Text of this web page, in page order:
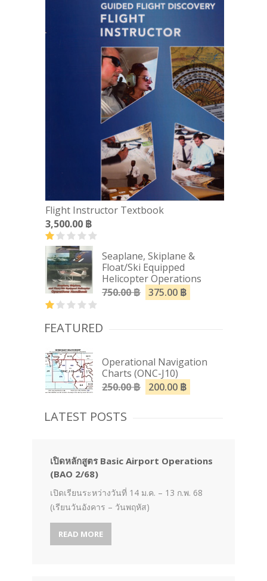
Flight Instructor Textbook
3,500.00 ฿
Seaplane, Skiplane &
Float/Ski Equipped
Helicopter Operations
750.00฿ 375.00 ฿
FEATURED
Operational Navigation
Charts (ONC-J10)
250.00฿ 200.00 ฿
LATEST POSTS
เปิดหลักสูตร Basic Airport Operations
(BAO 2/68)
เปิดเรียนระหว่างวันที่ 14 ม.ค. – 13 ก.พ. 68
(เรียนวันอังคาร – วันพฤหัส)
READ MORE